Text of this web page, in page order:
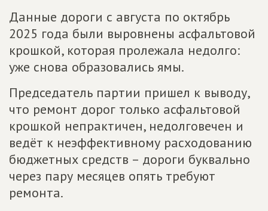
Данные дороги с августа по октябрь
2025 года были выровнены асфальтовой
крошкой, которая пролежала недолго:
уже снова образовались ямы.
Председатель партии пришел к выводу,
что ремонт дорог только асфальтовой
крошкой непрактичен, недолговечен и
ведёт к неэффективному расходованию
бюджетных средств – дороги буквально
через пару месяцев опять требуют
ремонта.